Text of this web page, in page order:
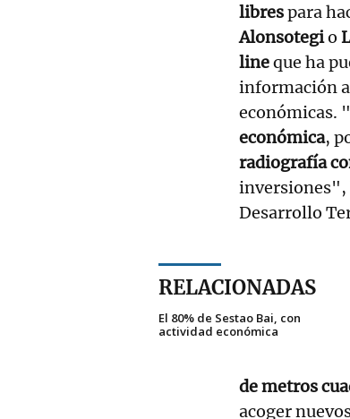
librespara
Alonsotegio
lineque ha
información
económicas.
económica,
radiografía
inversiones",
Desarrollo
RELACIONADAS
El 80% de Sestao Bai, con
actividad económica
de metros
acoger